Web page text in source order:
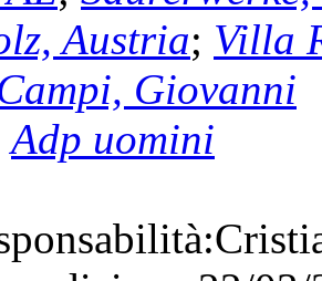
Austria; Villa
Giovanni
Adp uomini